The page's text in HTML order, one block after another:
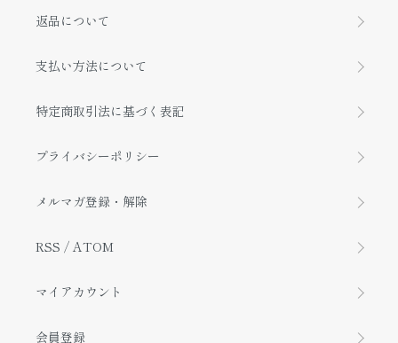
返品について
支払い方法について
特定商取引法に基づく表記
プライバシーポリシー
メルマガ登録・解除
RSS / ATOM
マイアカウント
会員登録